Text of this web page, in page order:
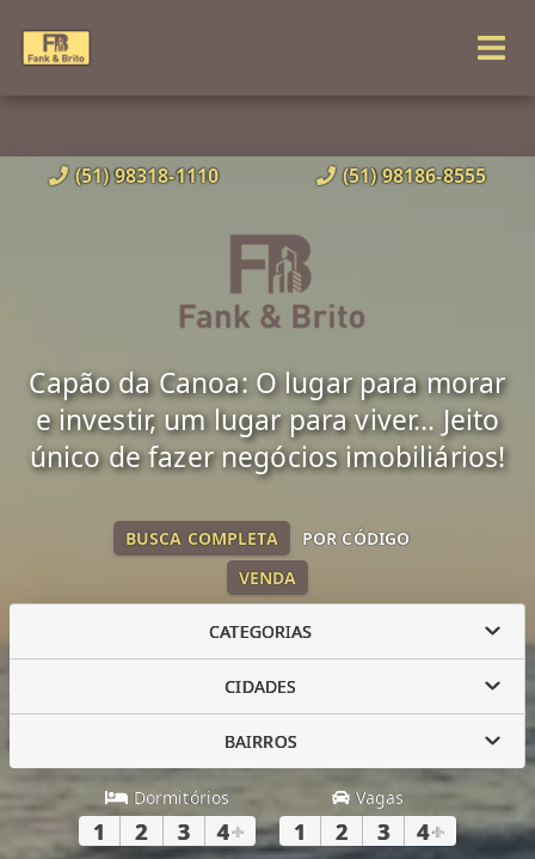
(51) 98318-1110 (51) 98186-8555
Capão da Canoa: O lugar para morar
e investir, um lugar para viver... Jeito
único de fazer negócios imobiliários!
VENDA
BUSCA COMPLETA POR CÓDIGO
CATEGORIAS
CIDADES
BAIRROS
Dormitórios
1 2 3 4+
Vagas
1 2 3 4+